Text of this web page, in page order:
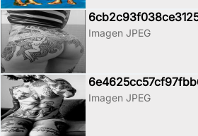
Imagen JPEG
Imagen JPEG